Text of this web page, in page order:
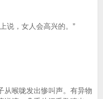
，女人会高兴的。”
喉咙发出惨叫声。有异物